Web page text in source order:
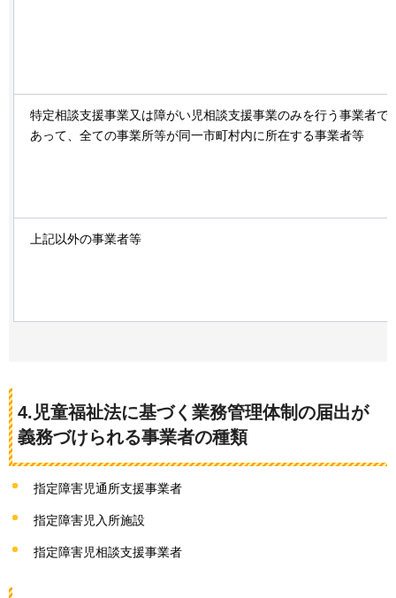
特定相談支援事業又は障がい児相談支援事業のみを行う事業者で
あって、全ての事業所等が同一市町村内に所在する事業者等
上記以外の事業者等
4.児童福祉法に基づく業務管理体制の届出が
義務づけられる事業者の種類
指定障害児通所支援事業者
指定障害児入所施設
指定障害児相談支援事業者